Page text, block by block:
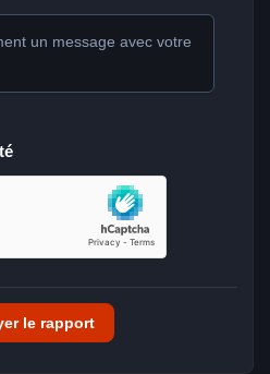
un message avec votre
le rapport